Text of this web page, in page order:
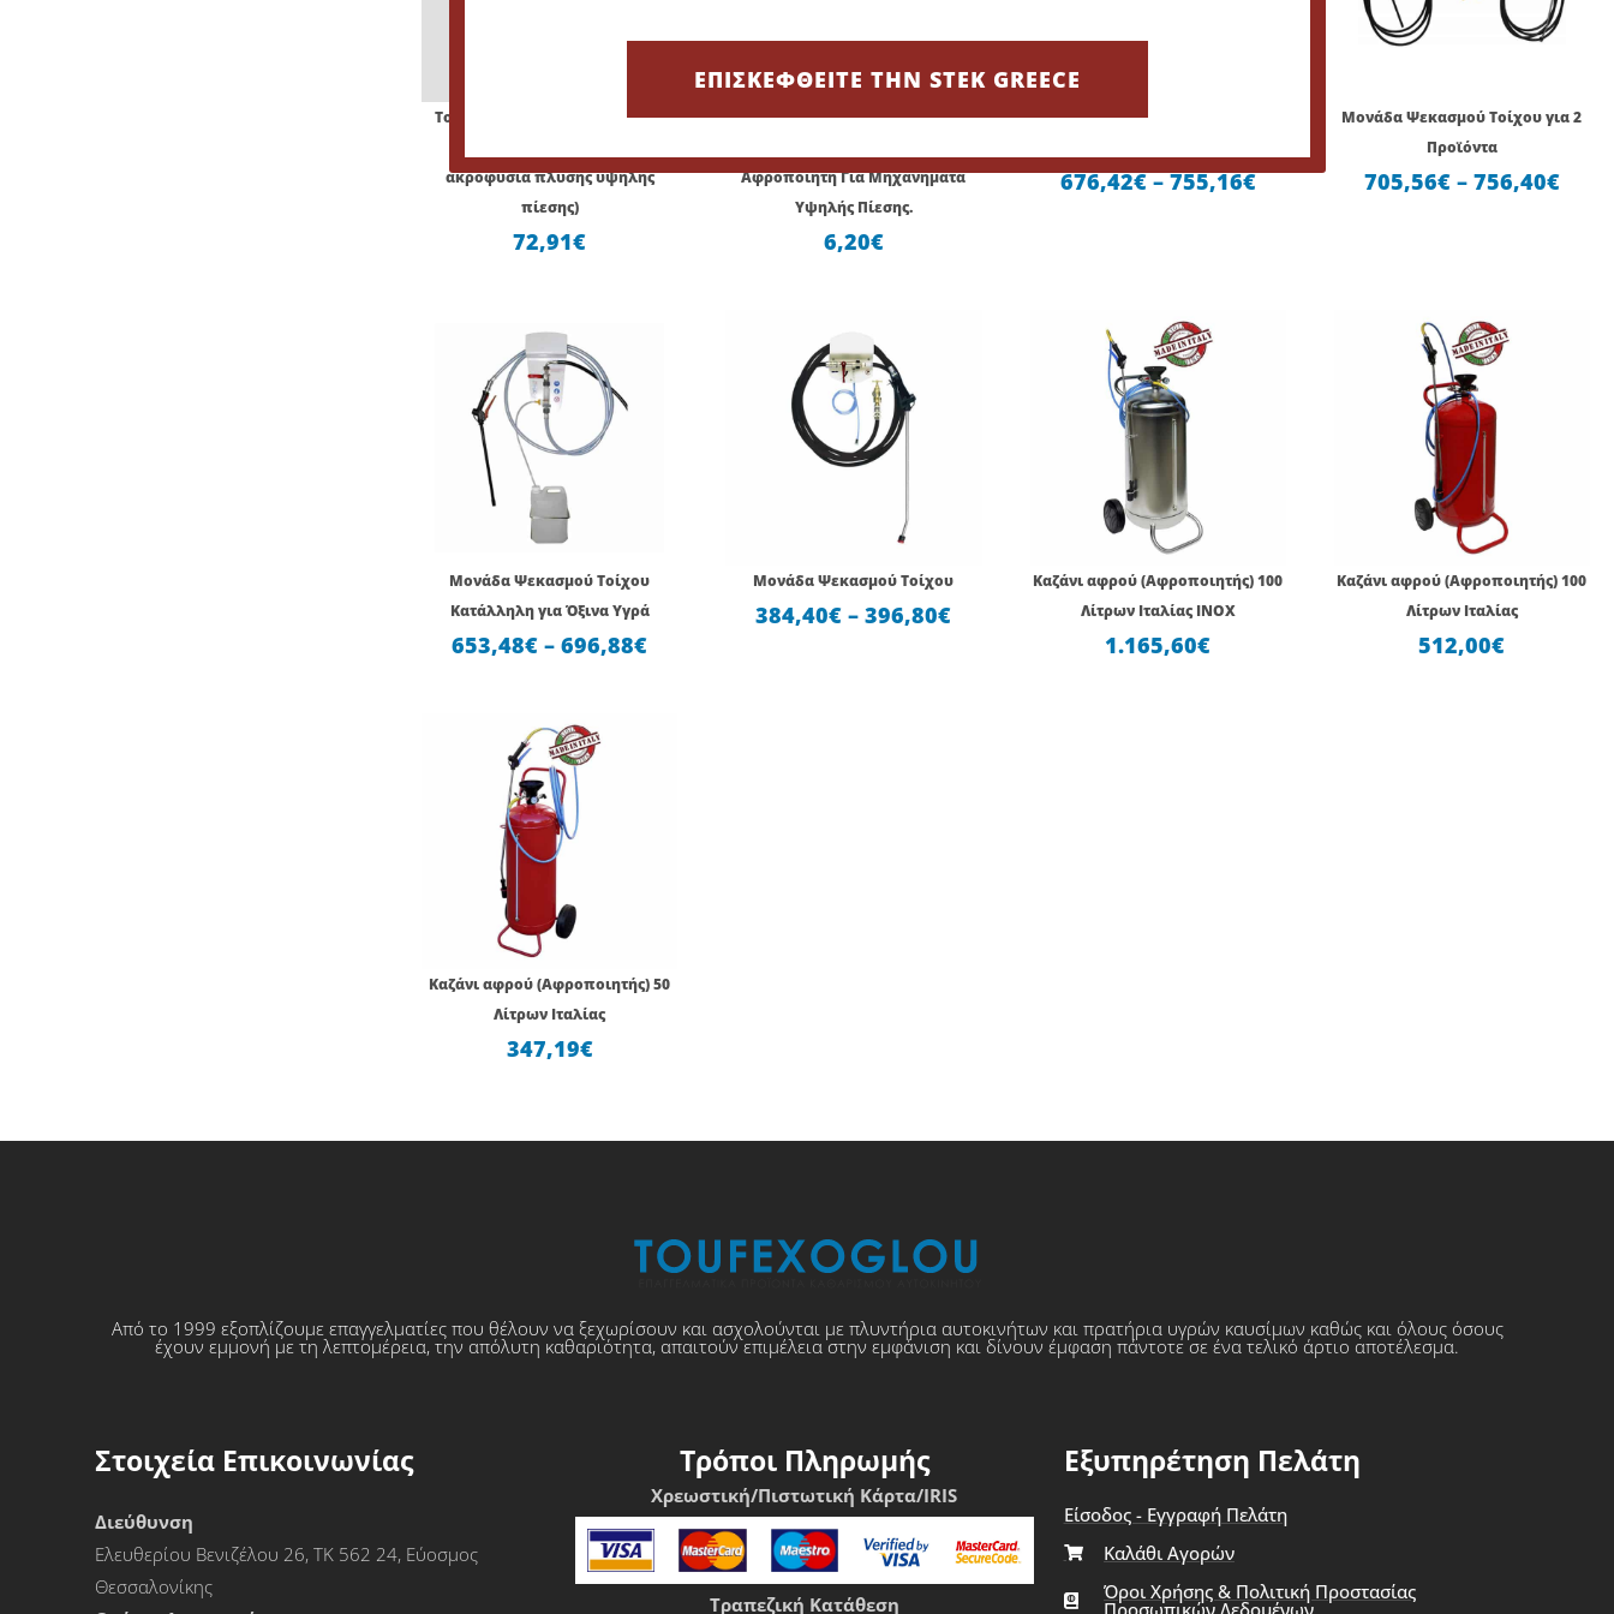
Tonyin Snow Foam Cannon (Με
ακροφύσια πλύσης υψηλής
πίεσης)
72,91€
Μπέκ Ορειχάλκινο Για Πιστόλια
Αφροποιητή Για Μηχανήματα
Υψηλής Πίεσης.
6,20€
Μονάδα Ψεκασμού Τοίχου για 2
676,42€ – 755,16€
Μονάδα Ψεκασμού Τοίχου για 2
Προϊόντα
705,56€ – 756,40€
Μονάδα Ψεκασμού Τοίχου
Κατάλληλη για Όξινα Υγρά
653,48€ – 696,88€
Μονάδα Ψεκασμού Τοίχου
384,40€ – 396,80€
Καζάνι αφρού (Αφροποιητής) 100
Λίτρων Ιταλίας INOX
1.165,60€
Καζάνι αφρού (Αφροποιητής) 100
Λίτρων Ιταλίας
512,00€
Καζάνι αφρού (Αφροποιητής) 50
Λίτρων Ιταλίας
347,19€
Από το 1999 εξοπλίζουμε επαγγελματίες που θέλουν να ξεχωρίσουν και ασχολούνται με πλυντήρια αυτοκινήτων και πρατήρια υγρών καυσίμων καθώς και όλους όσους
έχουν εμμονή με τη λεπτομέρεια, την απόλυτη καθαριότητα, απαιτούν επιμέλεια στην εμφάνιση και δίνουν έμφαση πάντοτε σε ένα τελικό άρτιο αποτέλεσμα.
Στοιχεία Επικοινωνίας
Διεύθυνση
Ελευθερίου Βενιζέλου 26, ΤΚ 562 24, Εύοσμος
Θεσσαλονίκης
Τρόποι Πληρωμής
Χρεωστική/Πιστωτική Κάρτα/IRIS
Τραπεζική Κατάθεση
Εξυπηρέτηση Πελάτη
Είσοδος - Εγγραφή Πελάτη
Καλάθι Αγορών
Όροι Χρήσης & Πολιτική Προστασίας
Προσωπικών Δεδομένων
ΕΠΙΣΚΕΦΘΕΙΤΕ ΤΗΝ STEK GREECE